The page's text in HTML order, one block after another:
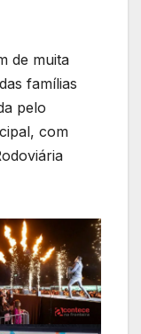
de muita
famílias
pelo
com